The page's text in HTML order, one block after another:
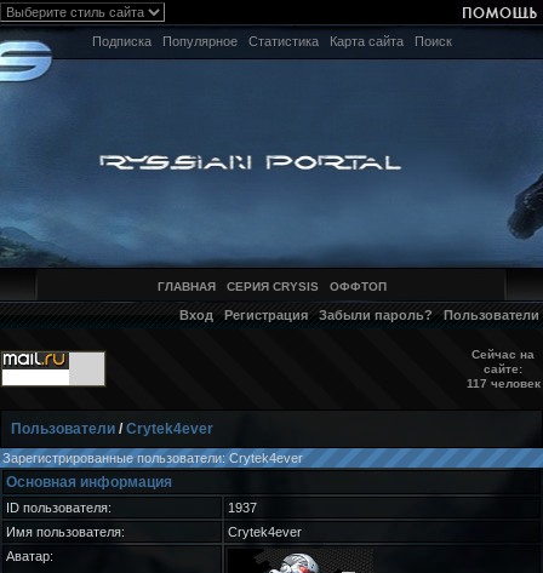
Подписка Популярное Статистика Карта сайта Поиск
ГЛАВНАЯ СЕРИЯ CRYSIS ОФФТОП
Вход Регистрация Забыли пароль? Пользователи
Сейчас на
сайте:
117 человек
Пользователи /Crytek4ever
Зарегистрированные пользователи: Crytek4ever
Основная информация
ID пользователя:
1937
Имя пользователя:
Crytek4ever
Аватар: